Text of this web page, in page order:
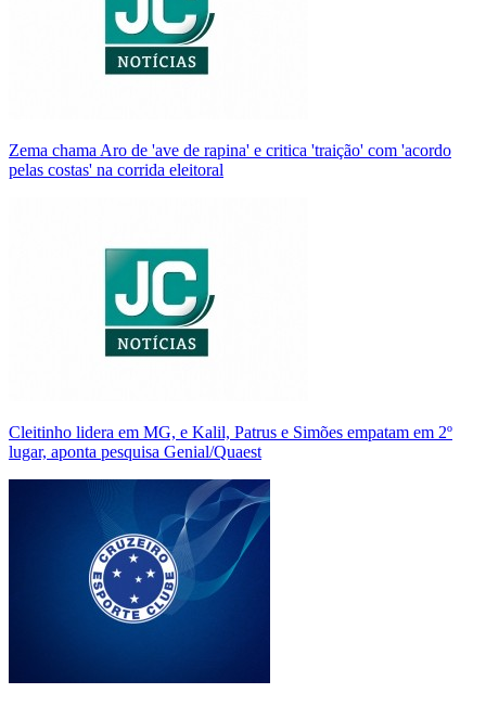
Zema chama Aro de 'ave de rapina' e critica 'traição' com 'acordo
pelas costas' na corrida eleitoral
Cleitinho lidera em MG, e Kalil, Patrus e Simões empatam em 2º
lugar, aponta pesquisa Genial/Quaest